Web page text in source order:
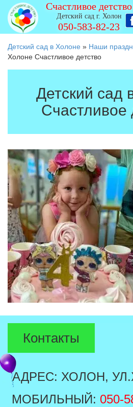
Счастливое детство
Детский сад г. Холон
050-583-82-23
Детский сад в Холоне » Наши
Холоне Счастливое детство
Детский сад
Счастливое
Контакты
АДРЕС: ХОЛОН,
МОБИЛЬНЫЙ: 050-